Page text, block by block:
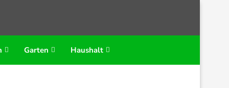
Garten Haushalt